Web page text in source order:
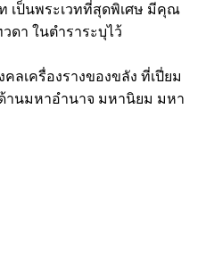
เป็นพระเวทที่สุดพิเศษ มีคุณ
ดา ในตำราระบุไว้
ลเครื่องรางของขลัง ที่เปี่ยม
านมหาอำนาจ มหานิยม มหา